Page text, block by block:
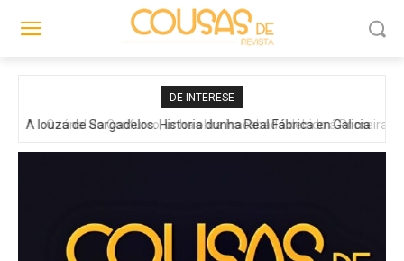
DE INTERESE
O túnel do Confurco, unha obra inacabada debido á Primeira